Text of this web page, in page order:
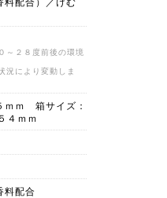
料配合）／けむ
～２８度前後の環境
況により変動しま
ｍｍ 箱サイズ：
４ｍｍ
料配合